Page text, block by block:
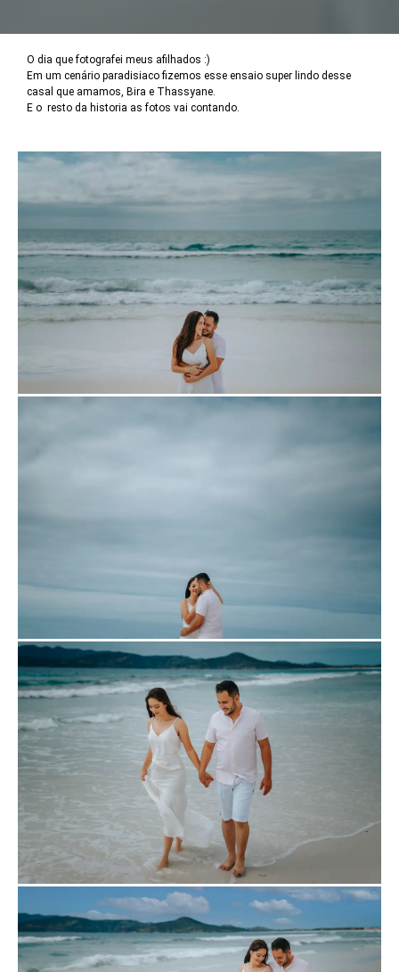
O dia que fotografei meus afilhados :)
Em um cenário paradisiaco fizemos esse ensaio super lindo desse
casal que amamos, Bira e Thassyane.
E o resto da historia as fotos vai contando.